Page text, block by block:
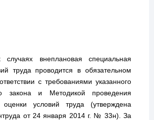
случаях внеплановая специальная
труда проводится в обязательном
с требованиями указанного
закона и Методикой проведения
оценки условий труда (утверждена
от 24 января 2014 г. № 33н). За